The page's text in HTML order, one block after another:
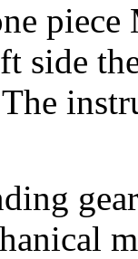
piece
side